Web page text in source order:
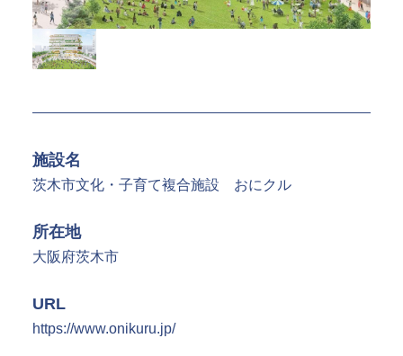
お役立ち情報
採用情報
トップメッセージ
企業理念
会社概要・アクセス
SPSの歴史
施設名
茨木市文化・子育て複合施設 おにクル
所在地
大阪府茨木市
URL
https://www.onikuru.jp/